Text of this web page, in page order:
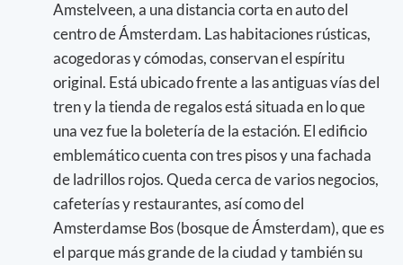
Amstelveen, a una distancia corta en auto del
centro de Ámsterdam. Las habitaciones rústicas,
acogedoras y cómodas, conservan el espíritu
original. Está ubicado frente a las antiguas vías del
tren y la tienda de regalos está situada en lo que
una vez fue la boletería de la estación. El edificio
emblemático cuenta con tres pisos y una fachada
de ladrillos rojos. Queda cerca de varios negocios,
cafeterías y restaurantes, así como del
Amsterdamse Bos (bosque de Ámsterdam), que es
el parque más grande de la ciudad y también su